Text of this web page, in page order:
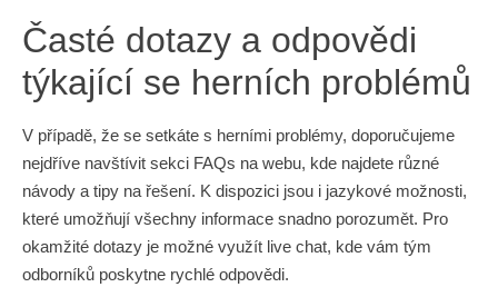
Časté dotazy a odpovědi
týkající se herních problémů
V případě, že se setkáte s herními problémy, doporučujeme
nejdříve navštívit sekci FAQs na webu, kde najdete různé
návody a tipy na řešení. K dispozici jsou i jazykové možnosti,
které umožňují všechny informace snadno porozumět. Pro
okamžité dotazy je možné využít live chat, kde vám tým
odborníků poskytne rychlé odpovědi.